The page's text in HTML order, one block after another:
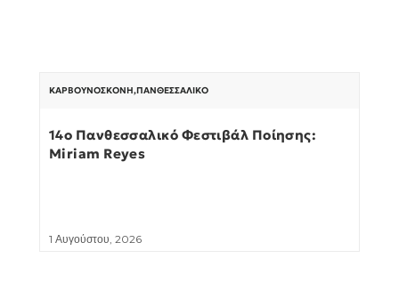
ΚΑΡΒΟΥΝΌΣΚΟΝΗ,ΠΑΝΘΕΣΣΑΛΙΚΌ
14ο Πανθεσσαλικό Φεστιβάλ Ποίησης:
Miriam Reyes
1 Αυγούστου, 2026